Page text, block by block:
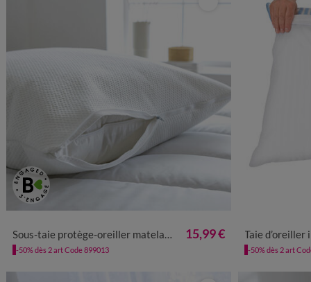
Sous-taie protège-oreiller matelassée qualité hôtellerie 15,99 €
-50% dès 2 art Code 899013
Taie
-50% dès 2 art